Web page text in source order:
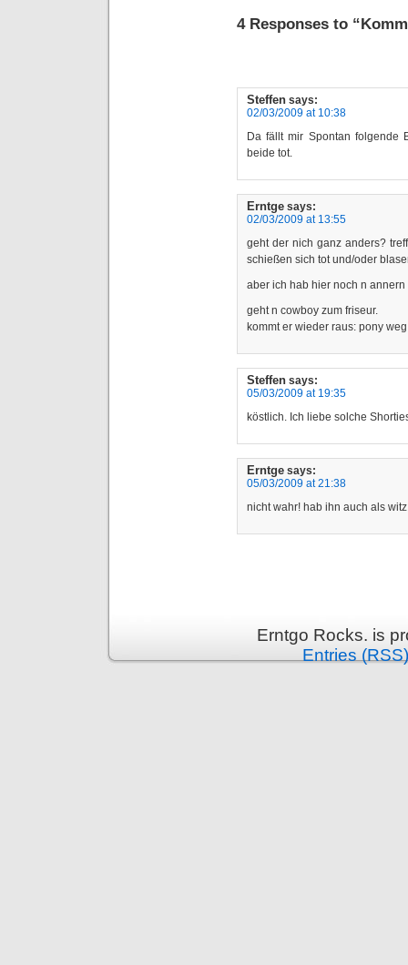
4 Responses to
Steffen says:
02/03/2009 at 10:38
Da fällt mir Spontan folgende
beide tot.
Erntge says:
02/03/2009 at 13:55
geht der nich ganz anders?
schießen sich tot und/oder
aber ich hab hier noch n
geht n cowboy zum friseur.
kommt er wieder raus: pony
Steffen says:
05/03/2009 at 19:35
köstlich. Ich liebe solche
Erntge says:
05/03/2009 at 21:38
nicht wahr! hab ihn auch als
Erntgo Rocks. is
Entries (RSS)